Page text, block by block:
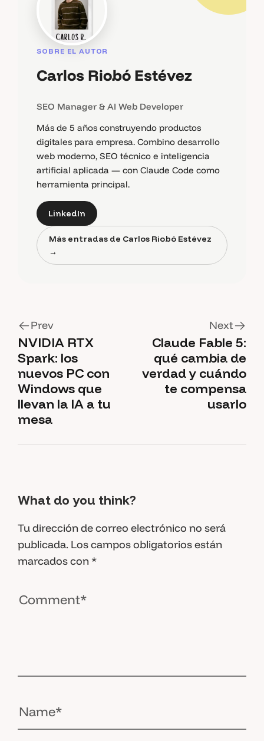
SOBRE EL AUTOR
Carlos Riobó Estévez
SEO Manager & AI Web Developer
Más de 5 años construyendo productos
digitales para empresa. Combino desarrollo
web moderno, SEO técnico e inteligencia
artificial aplicada — con Claude Code como
herramienta principal.
LinkedIn
Más entradas de Carlos Riobó Estévez
→
Prev
NVIDIA RTX
Spark: los
nuevos PC con
Windows que
llevan la IA a tu
mesa
Next
Claude Fable 5:
qué cambia de
verdad y cuándo
te compensa
usarlo
What do you think?
Tu dirección de correo electrónico no será
publicada. Los campos obligatorios están
marcados con *